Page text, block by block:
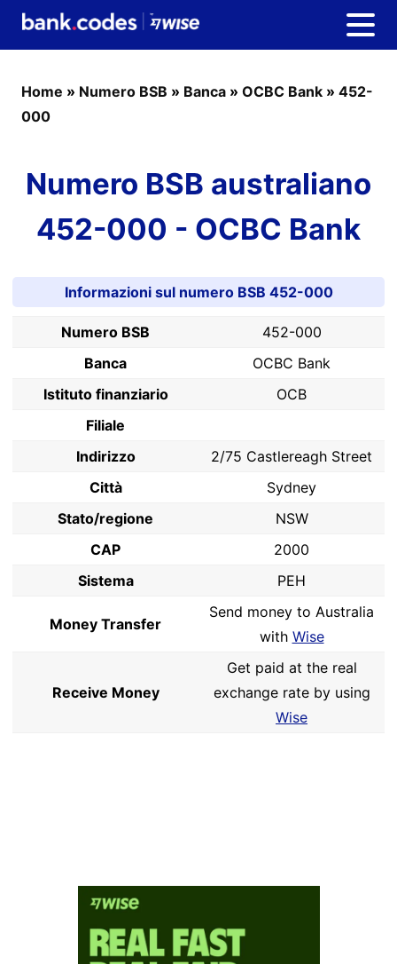
Home » Numero BSB » Banca » OCBC Bank » 452-
000
Numero BSB australiano
452-000 - OCBC Bank
Informazioni sul numero BSB 452-000
Numero BSB
452-000
Banca
OCBC Bank
Istituto finanziario
OCB
Filiale
Indirizzo
2/75 Castlereagh Street
Città
Sydney
Stato/regione
NSW
CAP
2000
Sistema
PEH
Money Transfer
Send money to Australia
with Wise
Receive Money
Get paid at the real
exchange rate by using
Wise